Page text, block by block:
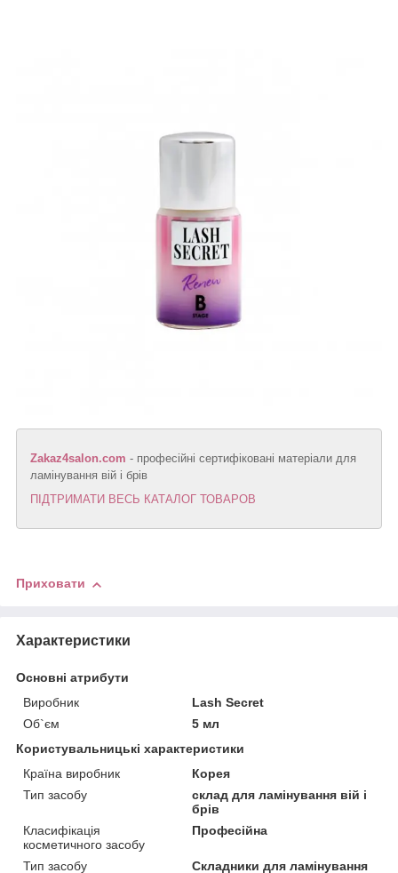
Zakaz4salon.com - професійні сертифіковані матеріали для
ламінування вій і брів
ПІДТРИМАТИ ВЕСЬ КАТАЛОГ ТОВАРОВ
Приховати
Характеристики
Основні атрибути
Виробник
Lash Secret
Об`єм
5 мл
Користувальницькі характеристики
Країна виробник
Корея
Тип засобу
склад для ламінування вій і
брів
Класифікація
косметичного засобу
Професійна
Тип засобу Складники для ламінування